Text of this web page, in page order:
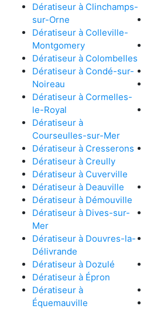
Dératiseur à Clinchamps-
sur-Orne
Dératiseur à Colleville-
Montgomery
Dératiseur à Colombelles
Dératiseur à Condé-sur-
Noireau
Dératiseur à Cormelles-
le-Royal
Dératiseur à
Courseulles-sur-Mer
Dératiseur à Cresserons
Dératiseur à Creully
Dératiseur à Cuverville
Dératiseur à Deauville
Dératiseur à Démouville
Dératiseur à Dives-sur-
Mer
Dératiseur à Douvres-la-
Délivrande
Dératiseur à Dozulé
Dératiseur à Épron
Dératiseur à
Équemauville